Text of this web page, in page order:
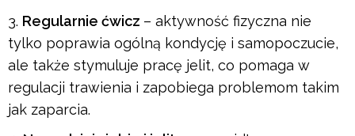
Regularnie ćwicz – aktywność fizyczna nie
tylko poprawia ogólną kondycję i samopoczucie,
ale także stymuluje pracę jelit, co pomaga w
regulacji trawienia i zapobiega problemom takim
jak zaparcia.